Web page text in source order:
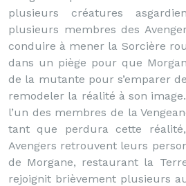
plusieurs créatures
plusieurs membres des
conduire à mener la Sorcière
dans un piège pour que
de la mutante pour s’emparer
remodeler la réalité à son
l’un des membres de la
tant que perdura cette
Avengers retrouvent leurs
de Morgane, restaurant la
rejoignit brièvement plusieurs